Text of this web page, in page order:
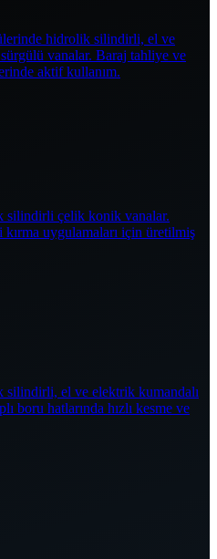
hidrolik silindirli, el ve
vanalar. Baraj tahliye ve
aktif kullanım.
çelik konik vanalar.
kırma uygulamaları için üretilmiş
el ve elektrik kumandalı
boru hatlarında hızlı kesme ve